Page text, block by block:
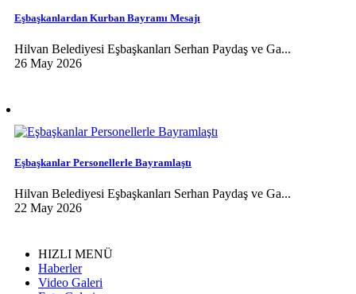
Eşbaşkanlardan Kurban Bayramı Mesajı
Hilvan Belediyesi Eşbaşkanları Serhan Paydaş ve Ga...
26 May 2026
Eşbaşkanlar Personellerle Bayramlaştı
Hilvan Belediyesi Eşbaşkanları Serhan Paydaş ve Ga...
22 May 2026
HIZLI MENÜ
Haberler
Video Galeri